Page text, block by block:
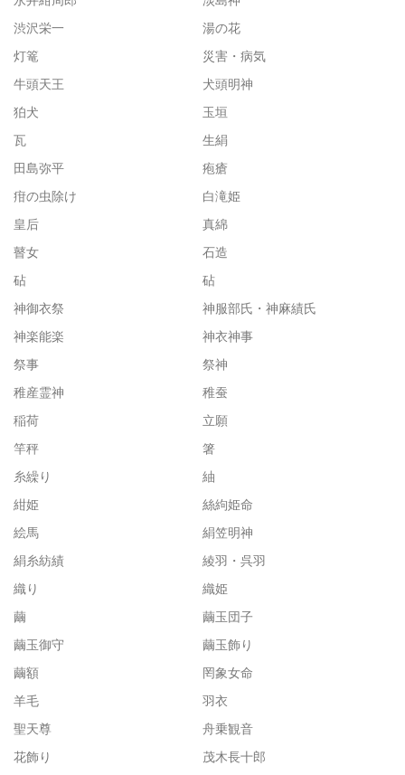
渋沢栄一
湯の花
灯篭
災害・病気
牛頭天王
犬頭明神
狛犬
玉垣
瓦
生絹
田島弥平
疱瘡
疳の虫除け
白滝姫
皇后
真綿
瞽女
石造
砧
砧
神御衣祭
神服部氏・神麻績氏
神楽能楽
神衣神事
祭事
祭神
稚産霊神
稚蚕
稲荷
立願
竿秤
箸
糸繰り
紬
紺姫
絲絇姫命
絵馬
絹笠明神
絹糸紡績
綾羽・呉羽
織り
織姫
繭
繭玉団子
繭玉御守
繭玉飾り
繭額
罔象女命
羊毛
羽衣
聖天尊
舟乗観音
花飾り
茂木長十郎